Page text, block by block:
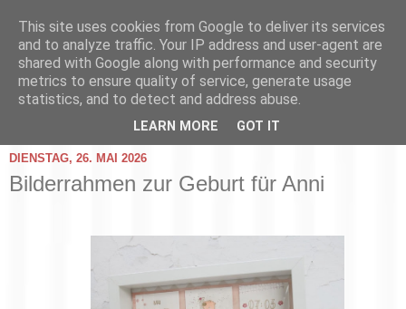
DIENSTAG, 26. MAI 2026
Bilderrahmen zur Geburt für Anni
This site uses cookies from Google to deliver its services
and to analyze traffic. Your IP address and user-agent are
shared with Google along with performance and security
metrics to ensure quality of service, generate usage
statistics, and to detect and address abuse.
LEARN MORE GOT IT